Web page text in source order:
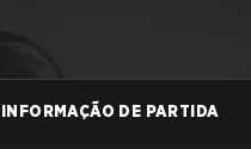
INFORMAÇÃO DE PARTIDA